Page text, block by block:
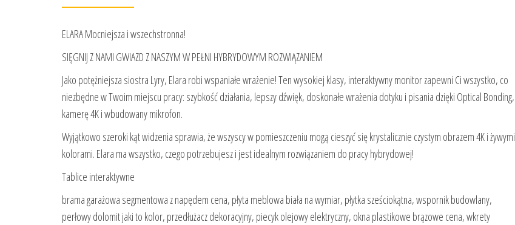
ELARA Mocniejsza i wszechstronna!
SIĘGNIJ Z NAMI GWIAZD Z NASZYM W PEŁNI HYBRYDOWYM ROZWIĄZANIEM
Jako potężniejsza siostra Lyry, Elara robi wspaniałe wrażenie! Ten wysokiej klasy, interaktywny monitor zapewni Ci wszystko, co
niezbędne w Twoim miejscu pracy: szybkość działania, lepszy dźwięk, doskonałe wrażenia dotyku i pisania dzięki Optical Bonding,
kamerę 4K i wbudowany mikrofon.
Wyjątkowo szeroki kąt widzenia sprawia, że wszyscy w pomieszczeniu mogą cieszyć się krystalicznie czystym obrazem 4K i żywymi
kolorami. Elara ma wszystko, czego potrzebujesz i jest idealnym rozwiązaniem do pracy hybrydowej!
Tablice interaktywne
brama garażowa segmentowa z napędem cena, płyta meblowa biała na wymiar, płytka sześciokątna, wspornik budowlany,
perłowy dolomit jaki to kolor, przedłużacz dekoracyjny, piecyk olejowy elektryczny, okna plastikowe brązowe cena, wkrety